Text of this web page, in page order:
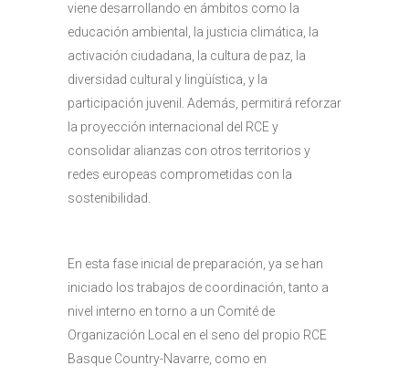
viene desarrollando en ámbitos como la
educación ambiental, la justicia climática, la
activación ciudadana, la cultura de paz, la
diversidad cultural y lingüística, y la
participación juvenil. Además, permitirá reforzar
la proyección internacional del RCE y
consolidar alianzas con otros territorios y
redes europeas comprometidas con la
sostenibilidad.
En esta fase inicial de preparación, ya se han
iniciado los trabajos de coordinación, tanto a
nivel interno en torno a un Comité de
Organización Local en el seno del propio RCE
Basque Country-Navarre, como en